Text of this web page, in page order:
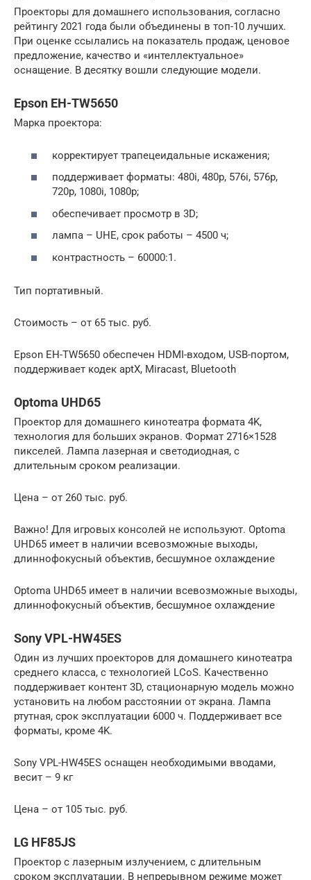
Проекторы для домашнего использования, согласно
рейтингу 2021 года были объединены в топ-10 лучших.
При оценке ссылались на показатель продаж, ценовое
предложение, качество и «интеллектуальное»
оснащение. В десятку вошли следующие модели.
Epson EH-TW5650
Марка проектора:
корректирует трапецеидальные искажения;
поддерживает форматы: 480i, 480p, 576i, 576p,
720p, 1080i, 1080p;
обеспечивает просмотр в 3D;
лампа – UHE, срок работы – 4500 ч;
контрастность – 60000:1.
Тип портативный.
Стоимость – от 65 тыс. руб.
Epson EH-TW5650 обеспечен HDMI-входом, USB-портом,
поддерживает кодек aptX, Miracast, Bluetooth
Optoma UHD65
Проектор для домашнего кинотеатра формата 4K,
технология для больших экранов. Формат 2716×1528
пикселей. Лампа лазерная и светодиодная, с
длительным сроком реализации.
Цена – от 260 тыс. руб.
Важно! Для игровых консолей не используют. Optoma
UHD65 имеет в наличии всевозможные выходы,
длиннофокусный объектив, бесшумное охлаждение
Optoma UHD65 имеет в наличии всевозможные выходы,
длиннофокусный объектив, бесшумное охлаждение
Sony VPL-HW45ES
Один из лучших проекторов для домашнего кинотеатра
среднего класса, с технологией LCoS. Качественно
поддерживает контент 3D, стационарную модель можно
установить на любом расстоянии от экрана. Лампа
ртутная, срок эксплуатации 6000 ч. Поддерживает все
форматы, кроме 4K.
Sony VPL-HW45ES оснащен необходимыми вводами,
весит – 9 кг
Цена – от 105 тыс. руб.
LG HF85JS
Проектор с лазерным излучением, с длительным
сроком эксплуатации. В непрерывном режиме может